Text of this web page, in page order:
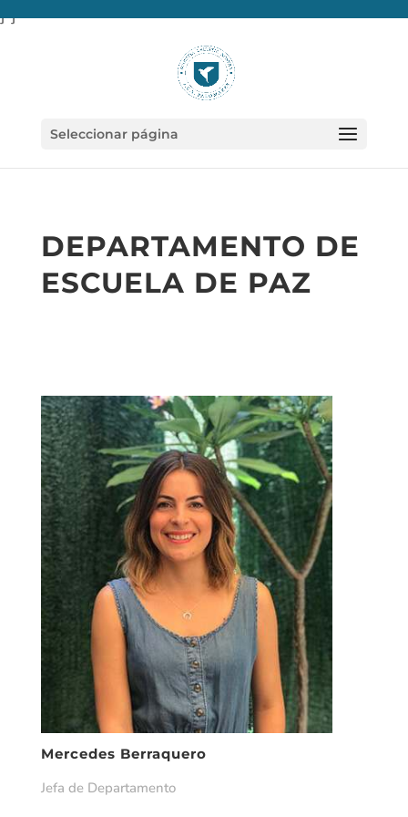
} }
Seleccionar página
DEPARTAMENTO DE
ESCUELA DE PAZ
Mercedes Berraquero
Jefa de Departamento